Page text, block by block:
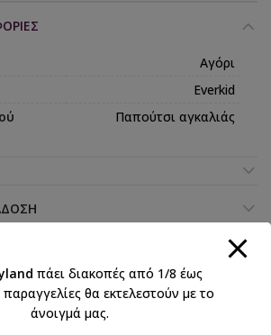
Αγόρι
Everkid
Παπούτσι αγκαλιάς
2026 Κορίτσι, Βάπτιση αγόρι , Βαπτιστικά
για αγόρια
αγορια Everkid
πάει διακοπές από 1/8 έως
θα εκτελεστούν με το
άνοιγμά μας.